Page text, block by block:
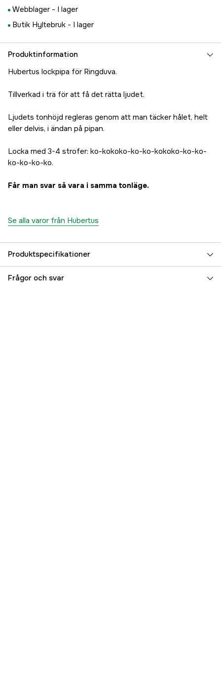
Webblager - I lager
Butik Hyltebruk - I lager
Produktinformation
Hubertus lockpipa för Ringduva.
Tillverkad i trä för att få det rätta ljudet.
Ljudets tonhöjd regleras genom att man täcker hålet, helt
eller delvis, i ändan på pipan.
Locka med 3-4 strofer: ko-kokoko-ko-ko-kokoko-ko-ko-
ko-ko-ko-ko.
Får man svar så vara i samma tonläge.
Se alla varor från Hubertus
Produktspecifikationer
Referensnummer 3000026955
Frågor och svar